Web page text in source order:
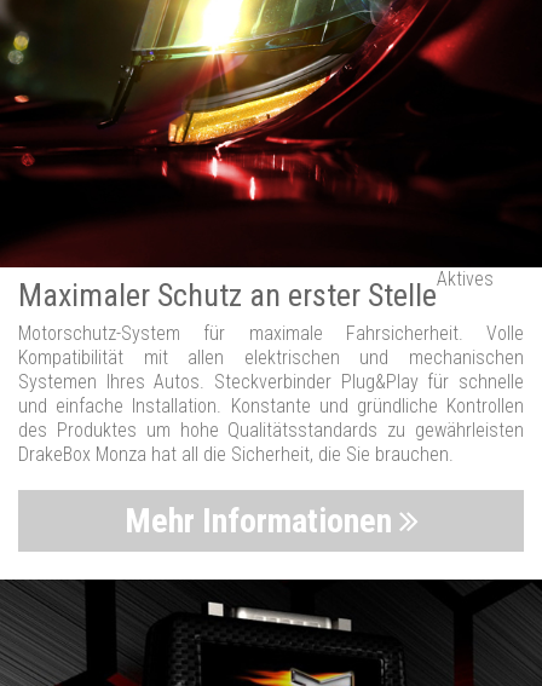
Maximaler Schutz an erster StelleAktives
Motorschutz-System für maximale Fahrsicherheit. Volle
Kompatibilität mit allen elektrischen und mechanischen
Systemen Ihres Autos. Steckverbinder Plug&Play für schnelle
und einfache Installation. Konstante und gründliche Kontrollen
des Produktes um hohe Qualitätsstandards zu gewährleisten
DrakeBox Monza hat all die Sicherheit, die Sie brauchen.
Mehr Informationen